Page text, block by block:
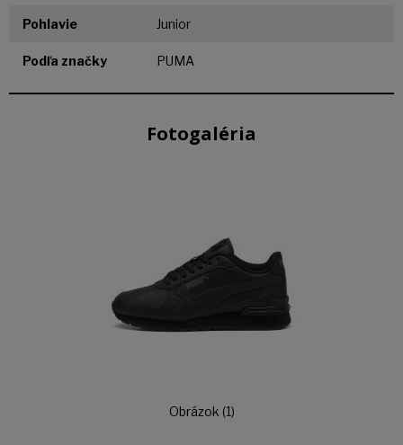
Pohlavie Junior
Podľa značky PUMA
Fotogaléria
Obrázok (1)